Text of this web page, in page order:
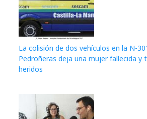
La colisión de dos vehículos en la N-
Pedroñeras deja una mujer fallecida y
heridos